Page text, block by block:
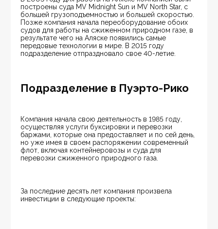
построены суда MV Midnight Sun и MV North Star, с
большей грузоподъемностью и большей скоростью.
Позже компания начала переоборудование обоих
судов для работы на сжиженном природном газе, в
результате чего на Аляске появились самые
передовые технологии в мире. В 2015 году
подразделение отпраздновало свое 40-летие.
Подразделение в Пуэрто-Рико
Компания начала свою деятельность в 1985 году,
осуществляя услуги буксировки и перевозки
баржами, которые она предоставляет и по сей день,
но уже имея в своем распоряжении современный
флот, включая контейнеровозы и суда для
перевозки сжиженного природного газа.
За последние десять лет компания произвела
инвестиции в следующие проекты: